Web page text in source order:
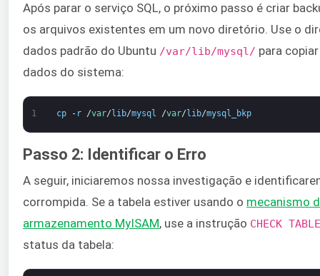
Após parar o serviço SQL, o próximo passo é criar
os arquivos existentes em um novo diretório. Use o
dados padrão do Ubuntu /var/lib/mysql/ para
dados do sistema:
1 cp - r /var/lib/mysql /var/lib/mysql_bkp
Passo 2: Identificar o Erro
A seguir, iniciaremos nossa investigação e
corrompida. Se a tabela estiver usando o mecanismo
armazenamento MyISAM, use a instrução CHECK TABLE
status da tabela: